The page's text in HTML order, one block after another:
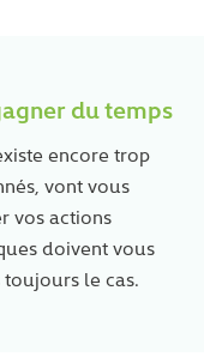
du temps
encore trop
vont vous
vos actions
doivent vous
toujours le cas.